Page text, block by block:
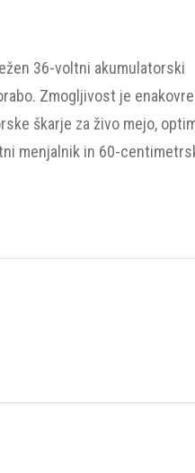
36-voltni akumulatorski
Zmogljivost je
škarje za živo mejo,
menjalnik in 60-